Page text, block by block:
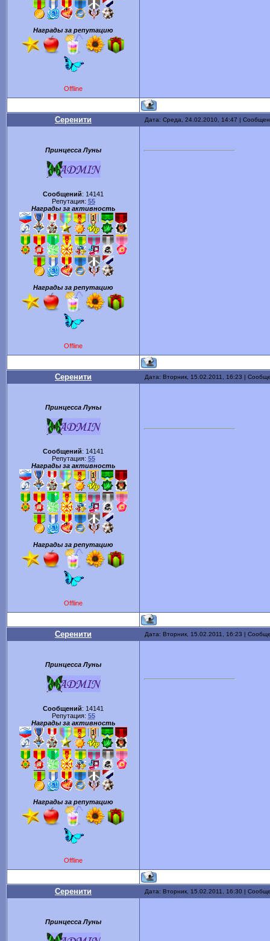
Награды за репутацию
Offline
Серенити Дата: Среда, 24.02.2010, 14:47 |
Принцесса Луны
Сообщений: 14141
Репутация: 55
Награды за активность
Награды за репутацию
Offline
Серенити Дата: Вторник, 15.02.2011, 16:23 |
Принцесса Луны
Сообщений: 14141
Репутация: 55
Награды за активность
Награды за репутацию
Offline
Серенити Дата: Вторник, 15.02.2011, 16:23 |
Принцесса Луны
Сообщений: 14141
Репутация: 55
Награды за активность
Награды за репутацию
Offline
Серенити Дата: Вторник, 15.02.2011, 16:30 |
Принцесса Луны